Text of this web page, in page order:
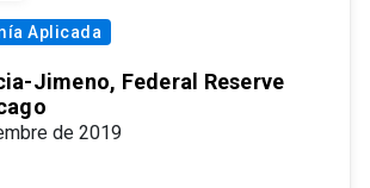
Aplicada
Jimeno, Federal Reserve
de 2019